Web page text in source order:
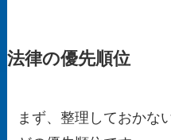
法律の優先順位
まず、整理しておかな